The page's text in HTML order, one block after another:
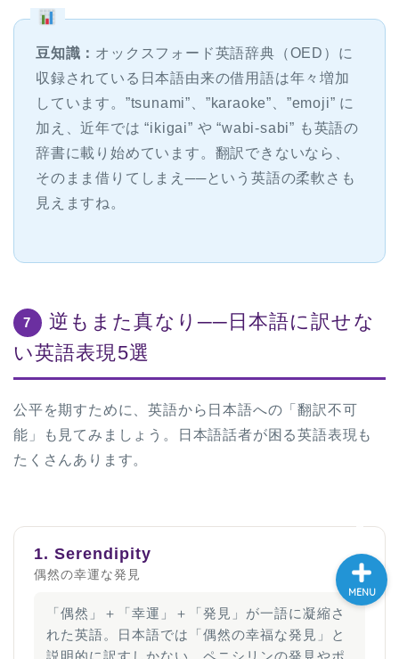
豆知識： オックスフォード英語辞典（OED）に
収録されている日本語由来の借用語は年々増加
しています。”tsunami”、”karaoke”、”emoji” に
加え、近年では “ikigai” や “wabi-sabi” も英語の
辞書に載り始めています。翻訳できないなら、
そのまま借りてしまえ──という英語の柔軟さも
見えますね。
7
逆もまた真なり──日本語に訳せな
い英語表現5選
公平を期すために、英語から日本語への「翻訳不可
能」も見てみましょう。日本語話者が困る英語表現も
たくさんあります。
1. Serendipity
偶然の幸運な発見
「偶然」＋「幸運」＋「発見」が一語に凝縮さ
れた英語。日本語では「偶然の幸福な発見」と
MENU
ホーム
原田高志の”ほぼ日刊”英語
学習＆大学入試英語コラム
英語名言・格言・カッコい
い英語＆素敵な英文フレー
ズ集
過去記事